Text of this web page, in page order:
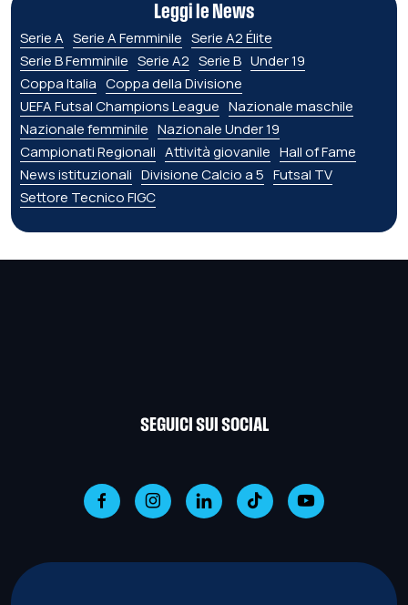
Leggi le News
Serie A Serie A Femminile Serie A2 Élite
Serie B Femminile Serie A2 Serie B Under 19
Coppa Italia Coppa della Divisione
UEFA Futsal Champions League Nazionale maschile
Nazionale femminile Nazionale Under 19
Campionati Regionali Attività giovanile Hall of Fame
News istituzionali Divisione Calcio a 5 Futsal TV
Settore Tecnico FIGC
SEGUICI SUI SOCIAL